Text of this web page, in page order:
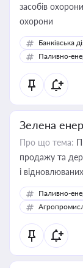
засобів охорони
охорони
Банківська
Паливно-
Зелена
Про що тема:
продажу та
і
Паливно-